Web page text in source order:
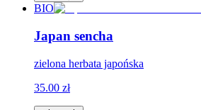
BIO
Japan sencha
zielona herbata japońska
35.00 zł